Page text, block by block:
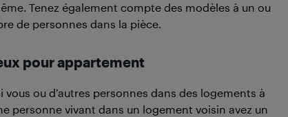
Tenez également compte des modèles à un ou
de personnes dans la pièce.
pour appartement
ou d’autres personnes dans des logements à
personne vivant dans un logement voisin avez un